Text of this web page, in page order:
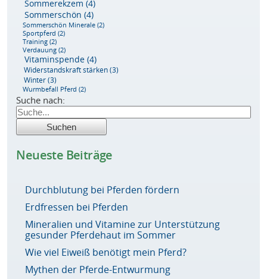
Sommerekzem (4)
Sommerschön (4)
Sommerschön Minerale (2)
Sportpferd (2)
Training (2)
Verdauung (2)
Vitaminspende (4)
Widerstandskraft stärken(3)
Winter(3)
Wurmbefall Pferd (2)
Suche nach:
Neueste Beiträge
Durchblutung bei Pferden fördern
Erdfressen bei Pferden
Mineralien und Vitamine zur Unterstützung
gesunder Pferdehaut im Sommer
Wie viel Eiweiß benötigt mein Pferd?
Mythen der Pferde-Entwurmung